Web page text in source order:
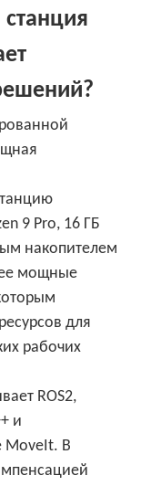
9 Pro, 16 ГБ
накопителем
мощные
для
рабочих
ROS2,
и
MoveIt. В